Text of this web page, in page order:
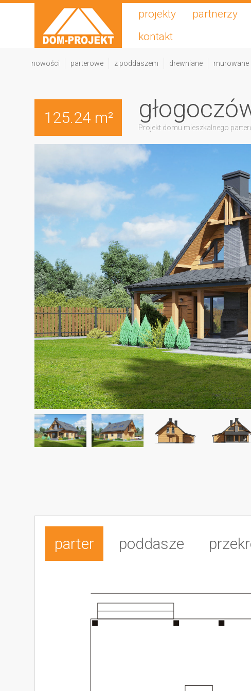
projekty partnerzy
kontakt
nowości parterowe z poddaszem drewniane murowane
125.24 m²
Projekt domu mieszkalnego
parter poddasze